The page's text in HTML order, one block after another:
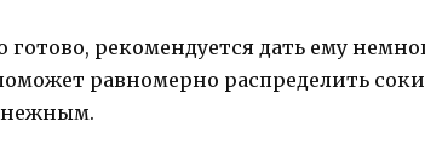
готово, рекомендуется дать ему
равномерно распределить